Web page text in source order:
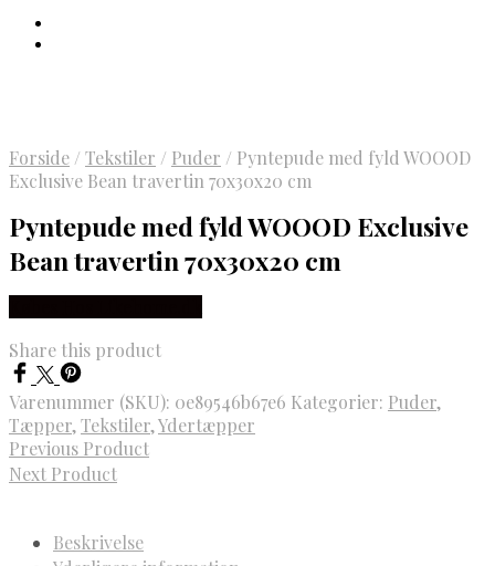
Forside / Tekstiler / Puder / Pyntepude med fyld WOOOD
Exclusive Bean travertin 70x30x20 cm
Pyntepude med fyld WOOOD Exclusive
Bean travertin 70x30x20 cm
Share this product
Varenummer (SKU): 0e89546b67e6 Kategorier: Puder,
Tæpper,Tekstiler,Ydertæpper
Previous Product
Next Product
Beskrivelse